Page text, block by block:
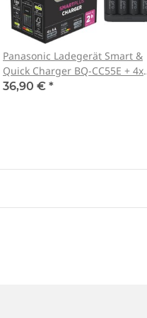
Panasonic Ladegerät Smart &
Quick Charger BQ-CC55E + 4x
eneloop Pro AA Akku
36,90 € *